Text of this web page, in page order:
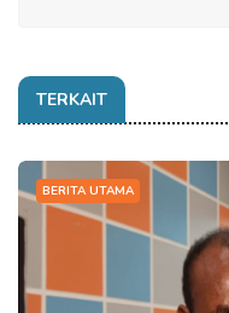
TERKAIT
BERITA UTAMA